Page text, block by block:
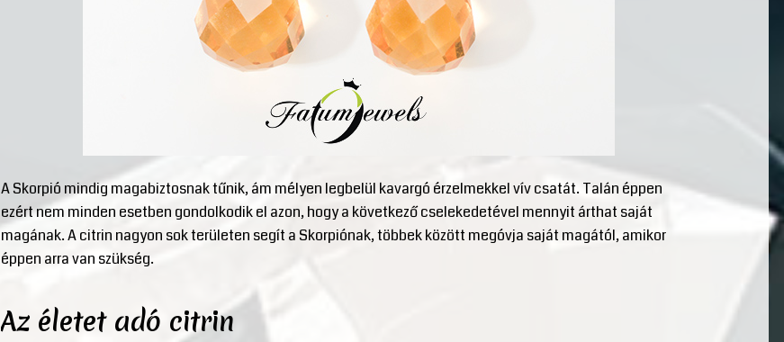
A Skorpió mindig magabiztosnak tűnik, ám mélyen legbelül kavargó érzelmekkel vív csatát. Talán éppen
ezért nem minden esetben gondolkodik el azon, hogy a következő cselekedetével mennyit árthat saját
magának. A citrin nagyon sok területen segít a Skorpiónak, többek között megóvja saját magától, amikor
éppen arra van szükség.
Az életet adó citrin